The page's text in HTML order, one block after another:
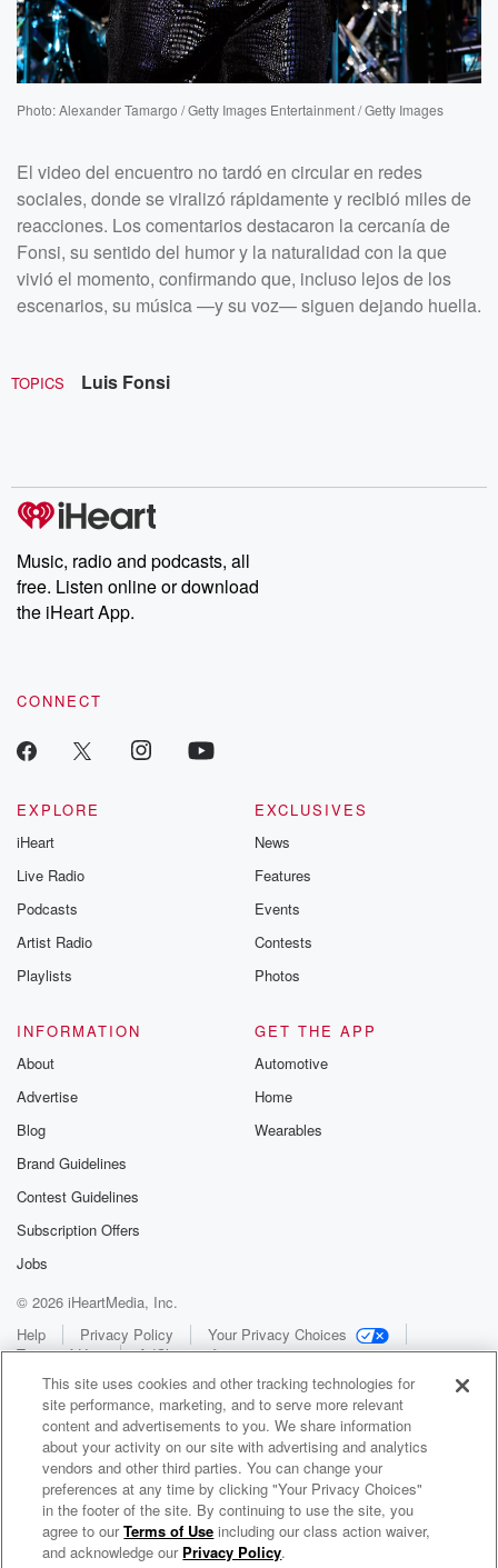
Photo: Alexander Tamargo / Getty Images Entertainment / Getty Images
El video del encuentro no tardó en circular en redes
sociales, donde se viralizó rápidamente y recibió miles de
reacciones. Los comentarios destacaron la cercanía de
Fonsi, su sentido del humor y la naturalidad con la que
vivió el momento, confirmando que, incluso lejos de los
escenarios, su música —y su voz— siguen dejando huella.
TOPICS Luis Fonsi
Music, radio and podcasts, all
free. Listen online or download
the iHeart App.
CONNECT
EXPLORE
iHeart
Live Radio
Podcasts
Artist Radio
Playlists
EXCLUSIVES
News
Features
Events
Contests
Photos
INFORMATION
About
Advertise
Blog
Brand Guidelines
Contest Guidelines
Subscription Offers
Jobs
GET THE APP
Automotive
Home
Wearables
© 2026 iHeartMedia, Inc.
Help
Privacy Policy
Your Privacy Choices
Terms of Use
AdChoices
WNCI 97.9
Columbus' #1 Hit Music Station
This site uses cookies and other tracking technologies for
site performance, marketing, and to serve more relevant
content and advertisements to you. We share information
about your activity on our site with advertising and analytics
vendors and other third parties. You can change your
preferences at any time by clicking "Your Privacy Choices"
in the footer of the site. By continuing to use the site, you
agree to ourTerms of Use including our class action waiver,
and acknowledge our Privacy Policy.